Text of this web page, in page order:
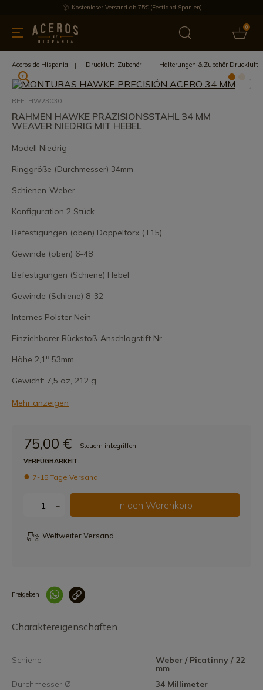
Kostenloser Versand ab 75€ (Festland Spanien)
0
Bietet Aktuelles Bestseller
Aceros de Hispania Druckluft-Zubehör Halterungen & Zubehör Druckluft
REF: HW23030
RAHMEN HAWKE PRÄZISIONSSTAHL 34 MM
WEAVER NIEDRIG MIT HEBEL
Modell Niedrig
Ringgröße (Durchmesser) 34mm
Schienen-Weber
Konfiguration 2 Stück
Befestigungen (oben) Doppeltorx (T15)
Gewinde (oben) 6-48
Befestigungen (Schiene) Hebel
Gewinde (Schiene) 8-32
Internes Polster Nein
Einziehbarer Rückstoß-Anschlagstift Nr.
Höhe 2,1" 53mm
Gewicht: 7,5 oz, 212 g
Mehr anzeigen
75,00 €
Steuern inbegriffen
VERFÜGBARKEIT:
7-15 Tage Versand
- + In den Warenkorb
Weltweiter Versand
Freigeben
Charaktereigenschaften
Schiene Weber / Picatinny / 22
mm
Durchmesser Ø
34 Millimeter